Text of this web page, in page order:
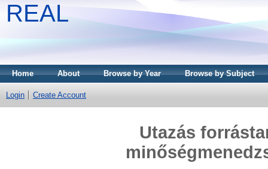
REAL
Home About Browse by Year Browse by Subject
Login Create Account
Utazás